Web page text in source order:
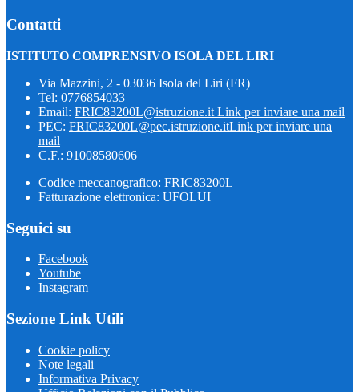
Contatti
ISTITUTO COMPRENSIVO ISOLA DEL LIRI
Via Mazzini, 2 - 03036 Isola del Liri (FR)
Tel: 0776854033
Email: FRIC83200L@istruzione.it Link per inviare una mail
PEC: FRIC83200L@pec.istruzione.itLink per inviare una
mail
C.F.: 91008580606
Codice meccanografico: FRIC83200L
Fatturazione elettronica: UFOLUI
Seguici su
Facebook
Youtube
Instagram
Sezione Link Utili
Cookie policy
Note legali
Informativa Privacy